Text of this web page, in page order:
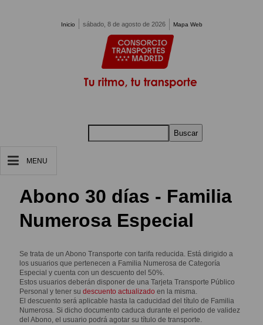
Inicio sábado, 8 de agosto de 2026 Mapa Web
Buscar
MENU
Abono 30 días - Familia
Numerosa Especial
Se trata de un Abono Transporte con tarifa reducida. Está dirigido a
los usuarios que pertenecen a Familia Numerosa de Categoría
Especial y cuenta con un descuento del 50%.
Estos usuarios deberán disponer de una Tarjeta Transporte Público
Personal y tener sudescuento actualizado en la misma.
El descuento será aplicable hasta la caducidad del título de Familia
Numerosa. Si dicho documento caduca durante el periodo de validez
del Abono, el usuario podrá agotar su título de transporte.